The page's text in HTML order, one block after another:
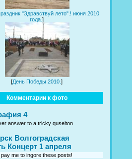
"Здравствуй лето".! июня 2010
года.]
[День Победы 2010.]
Комментарии к фото
4
answer to a tricky quseiton
Волгоградская
Концерт 1 апреля
pay me to ingore these posts!